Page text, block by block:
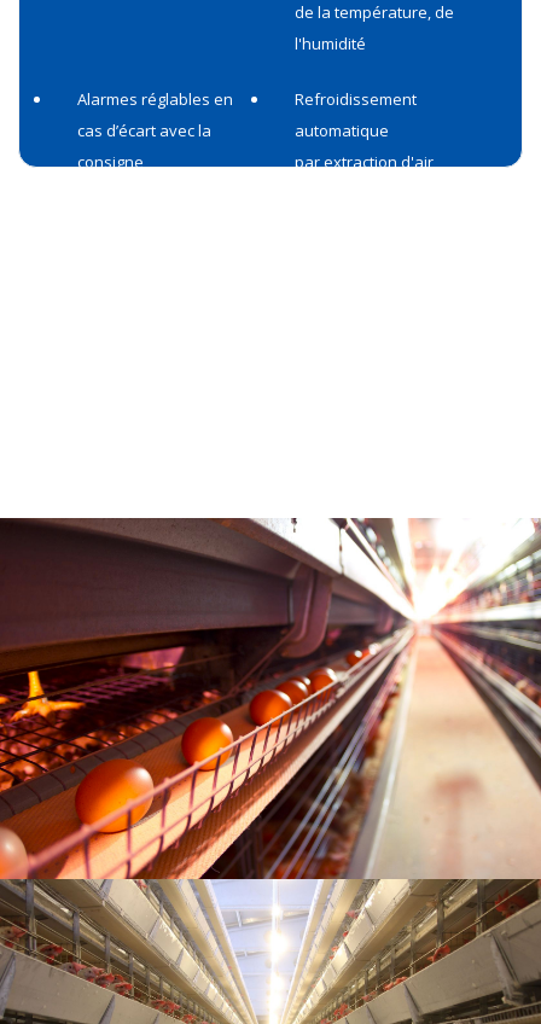
de la température, de
l'humidité
Alarmes réglables en
cas d’écart avec la
consigne
Refroidissement
automatique
par extraction d'air